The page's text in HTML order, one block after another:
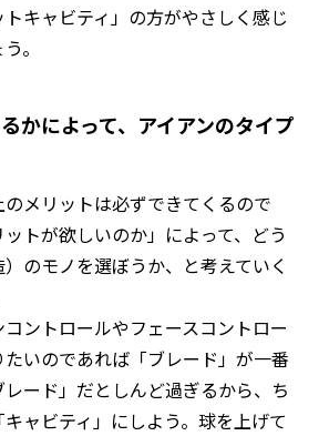
キャビティ」の方がやさしく感じ
。
かによって、アイアンのタイプ
メリットは必ずできてくるので
ットが欲しいのか」によって、どう
のモノを選ぼうか、と考えていく
ントロールやフェースコントロー
いのであれば「ブレード」が一番
ード」だとしんど過ぎるから、ち
ャビティ」にしよう。球を上げて